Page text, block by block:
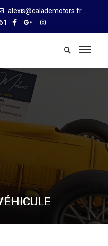
alexis@calademotors.fr